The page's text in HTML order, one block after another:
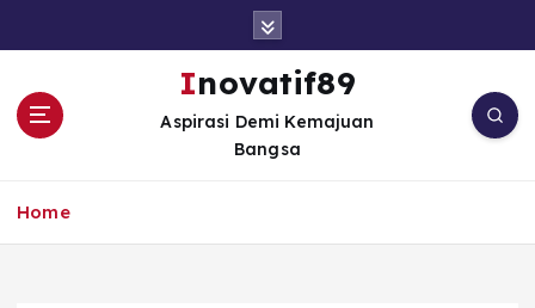
Inovatif89
Aspirasi Demi Kemajuan
Bangsa
Home